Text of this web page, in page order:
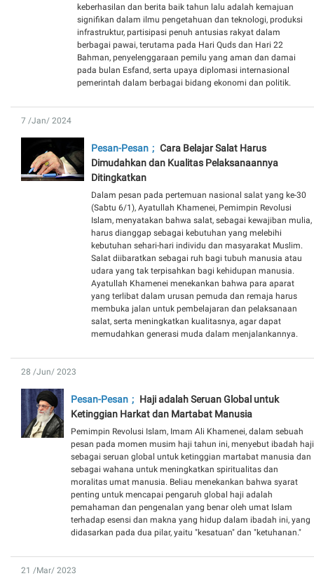
keberhasilan dan berita baik tahun lalu adalah kemajuan
signifikan dalam ilmu pengetahuan dan teknologi, produksi
infrastruktur, partisipasi penuh antusias rakyat dalam
berbagai pawai, terutama pada Hari Quds dan Hari 22
Bahman, penyelenggaraan pemilu yang aman dan damai
pada bulan Esfand, serta upaya diplomasi internasional
pemerintah dalam berbagai bidang ekonomi dan politik.
7 /Jan/ 2024
Pesan-Pesan
Cara Belajar Salat Harus
Dimudahkan dan Kualitas Pelaksanaannya
Ditingkatkan
Dalam pesan pada pertemuan nasional salat yang ke-30
(Sabtu 6/1), Ayatullah Khamenei, Pemimpin Revolusi
Islam, menyatakan bahwa salat, sebagai kewajiban mulia,
harus dianggap sebagai kebutuhan yang melebihi
kebutuhan sehari-hari individu dan masyarakat Muslim.
Salat diibaratkan sebagai ruh bagi tubuh manusia atau
udara yang tak terpisahkan bagi kehidupan manusia.
Ayatullah Khamenei menekankan bahwa para aparat
yang terlibat dalam urusan pemuda dan remaja harus
membuka jalan untuk pembelajaran dan pelaksanaan
salat, serta meningkatkan kualitasnya, agar dapat
memudahkan generasi muda dalam menjalankannya.
28 /Jun/ 2023
Pesan-Pesan
Haji adalah Seruan Global untuk
Ketinggian Harkat dan Martabat Manusia
Pemimpin Revolusi Islam, Imam Ali Khamenei, dalam sebuah
pesan pada momen musim haji tahun ini, menyebut ibadah haji
sebagai seruan global untuk ketinggian martabat manusia dan
sebagai wahana untuk meningkatkan spiritualitas dan
moralitas umat manusia. Beliau menekankan bahwa syarat
penting untuk mencapai pengaruh global haji adalah
pemahaman dan pengenalan yang benar oleh umat Islam
terhadap esensi dan makna yang hidup dalam ibadah ini, yang
didasarkan pada dua pilar, yaitu "kesatuan" dan "ketuhanan."
21 /Mar/ 2023